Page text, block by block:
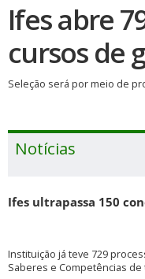
Ifes abre
cursos de
Seleção será por meio de
Notícias
Ifes ultrapassa 150
Instituição já teve 729
Saberes e Competências de